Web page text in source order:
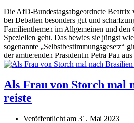
Die AfD-Bundestagsabgeordnete Beatrix
bei Debatten besonders gut und
Familienthemen im Allgemeinen und den
Speziellen geht. Das bewies sie jüngst
sogenannte „Selbstbestimmungsgesetz“
der amtierenden Präsidentin Petra Pau aus
Als Frau von Storch mal
reiste
Veröffentlicht am 31. Mai 2023